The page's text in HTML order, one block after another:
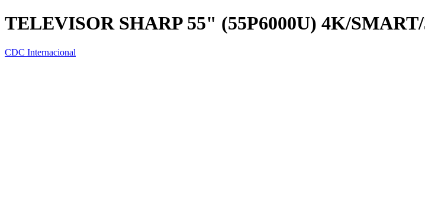
TELEVISOR SHARP 55" (55P6000U) 4K/
CDC Internacional